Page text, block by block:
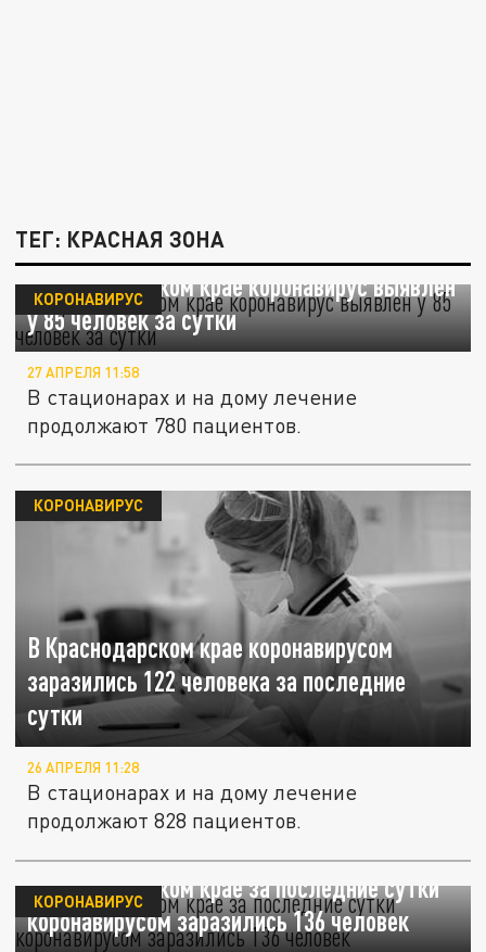
ТЕГ: КРАСНАЯ ЗОНА
В Краснодарском крае коронавирус выявлен
у 85 человек за сутки
КОРОНАВИРУС
27 АПРЕЛЯ 11:58
В стационарах и на дому лечение
продолжают 780 пациентов.
В Краснодарском крае коронавирусом
заразились 122 человека за последние
сутки
КОРОНАВИРУС
26 АПРЕЛЯ 11:28
В стационарах и на дому лечение
продолжают 828 пациентов.
В Краснодарском крае за последние сутки
коронавирусом заразились 136 человек
КОРОНАВИРУС